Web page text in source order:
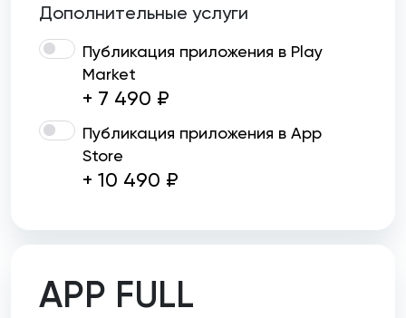
Дополнительные услуги
Публикация приложения в Play
Market
+ 7 490 ₽
Публикация приложения в App
Store
+ 10 490 ₽
APP FULL